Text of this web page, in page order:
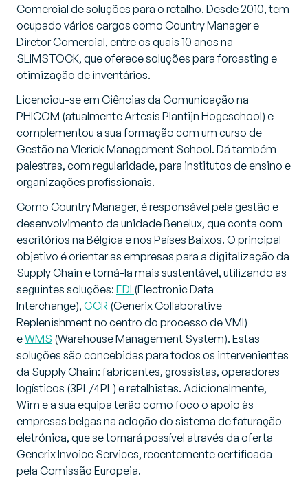
Comercial de soluções para o retalho. Desde 2010, tem
ocupado vários cargos como Country Manager e
Diretor Comercial, entre os quais 10 anos na
SLIMSTOCK, que oferece soluções para forcasting e
otimização de inventários.
Licenciou-se em Ciências da Comunicação na
PHICOM (atualmente Artesis Plantijn Hogeschool) e
complementou a sua formação com um curso de
Gestão na Vlerick Management School. Dá também
palestras, com regularidade, para institutos de ensino e
organizações profissionais.
Como Country Manager, é responsável pela gestão e
desenvolvimento da unidade Benelux, que conta com
escritórios na Bélgica e nos Países Baixos. O principal
objetivo é orientar as empresas para a digitalização da
Supply Chain e torná-la mais sustentável, utilizando as
seguintes soluções: EDI (Electronic Data
Interchange), GCR (Generix Collaborative
Replenishment no centro do processo de VMI)
eWMS (Warehouse Management System). Estas
soluções são concebidas para todos os intervenientes
da Supply Chain: fabricantes, grossistas, operadores
logísticos (3PL/4PL) e retalhistas. Adicionalmente,
Wim e a sua equipa terão como foco o apoio às
empresas belgas na adoção do sistema de faturação
eletrónica, que se tornará possível através da oferta
Generix Invoice Services, recentemente certificada
pela Comissão Europeia.